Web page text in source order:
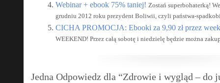
Webinar + ebook 75% taniej! Zostań superbohaterką!
grudniu 2012 roku prezydent Boliwii, czyli państwa-
CICHA PROMOCJA: Ebooki za 9,90 zł przez
WEEKEND! Przez całą sobotę i niedzielę będzie można
Jedna Odpowiedz dla “Zdrowie i wygląd – do